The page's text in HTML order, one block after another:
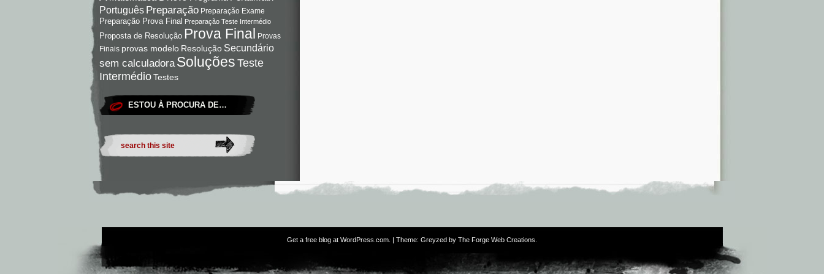
Português Preparação Preparação Exame
Preparação Prova Final Preparação Teste Intermédio
Proposta de Resolução Prova Final Provas
Finais provas modelo Resolução Secundário
sem calculadora Soluções Teste
IntermédioTestes
ESTOU À PROCURA DE…
Get a free blog at WordPress.com . | Theme: Greyzed by The Forge Web Creations